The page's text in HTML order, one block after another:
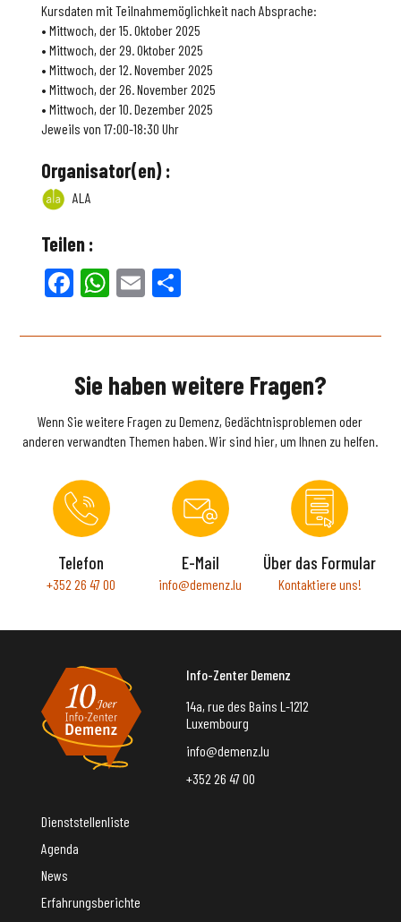
Kursdaten mit Teilnahmemöglichkeit nach Absprache:
• Mittwoch, der 15. Oktober 2025
• Mittwoch, der 29. Oktober 2025
• Mittwoch, der 12. November 2025
• Mittwoch, der 26. November 2025
• Mittwoch, der 10. Dezember 2025
Jeweils von 17:00-18:30 Uhr
Organisator(en) :
ALA
Teilen :
Facebook
WhatsApp
Email
Sie haben weitere Fragen?
Wenn Sie weitere Fragen zu Demenz, Gedächtnisproblemen oder
anderen verwandten Themen haben. Wir sind hier, um Ihnen zu helfen.
Telefon
+352 26 47 00
E-Mail
info@demenz.lu
Über das Formular
Kontaktiere uns!
Info-Zenter Demenz
14a, rue des Bains L-1212
Luxembourg
info@demenz.lu
+352 26 47 00
Dienststellenliste
Agenda
News
Erfahrungsberichte